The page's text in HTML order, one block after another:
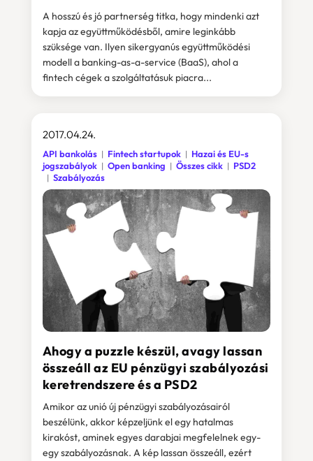
A hosszú és jó partnerség titka, hogy mindenki azt
kapja az együttműködésből, amire leginkább
szüksége van. Ilyen sikergyanús együttműködési
modell a banking-as-a-service (BaaS), ahol a
fintech cégek a szolgáltatásuk piacra...
Ahogy a puzzle készül, avagy lassan
összeáll az EU pénzügyi szabályozási
keretrendszere és a PSD2
2017.04.24.
API bankolás Fintech startupok
Hazai és EU-s
jogszabályok
Open banking Összes cikk
PSD2
Szabályozás
Amikor az unió új pénzügyi szabályozásairól
beszélünk, akkor képzeljünk el egy hatalmas
kirakóst, aminek egyes darabjai megfelelnek egy-
egy szabályozásnak. A kép lassan összeáll, ezért